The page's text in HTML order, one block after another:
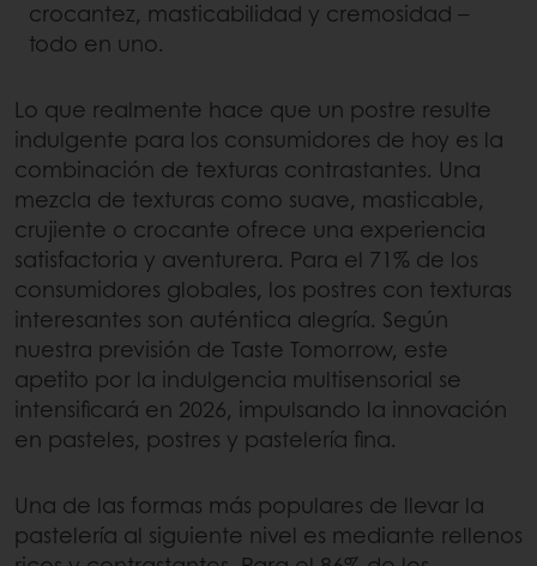
crocantez, masticabilidad y cremosidad –
todo en uno.
Lo que realmente hace que un postre resulte
indulgente para los consumidores de hoy es la
combinación de texturas contrastantes. Una
mezcla de texturas como suave, masticable,
crujiente o crocante ofrece una experiencia
satisfactoria y aventurera. Para el 71% de los
consumidores globales, los postres con texturas
interesantes son auténtica alegría. Según
nuestra previsión de Taste Tomorrow, este
apetito por la indulgencia multisensorial se
intensificará en 2026, impulsando la innovación
en pasteles, postres y pastelería fina.
Una de las formas más populares de llevar la
pastelería al siguiente nivel es mediante rellenos